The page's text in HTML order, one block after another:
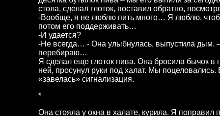
стола, сделал глоток, поставил обратно,
-Вообще, я не люблю пить много… Я люблю, чтоб
потом его поддерживать…
-И удается?
-Не всегда… - Она улыбнулась, выпустила дым.
перебираю…
Я сделал еще глоток пива. Она бросила бычок в
ней, просунул руки под халат. Мы
«завелась» сигнализация.
*
Она стояла у окна в халате, курила. Я поправил